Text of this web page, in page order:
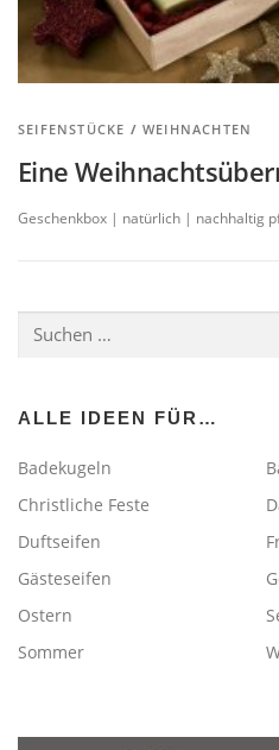
SEIFENSTÜCKE /WEIHNACHTEN
Eine
Geschenkbox | natürlich | nachhaltig
nach:
ALLE IDEEN FÜR…
Badekugeln
Christliche Feste
Duftseifen
Gästeseifen
Ostern
Sommer